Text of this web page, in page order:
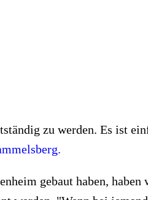
zu werden. Es ist
gebaut haben, haben